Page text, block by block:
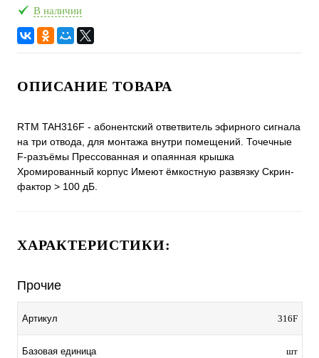
В наличии
ОПИСАНИЕ ТОВАРА
RTM TAH316F - абонентский ответвитель эфирного сигнала
на три отвода, для монтажа внутри помещений. Точечные
F-разъёмы Прессованная и опаянная крышка
Хромированный корпус Имеют ёмкостную развязку Скрин-
фактор > 100 дБ.
ХАРАКТЕРИСТИКИ:
Прочие
Артикул 316F
Базовая единица шт